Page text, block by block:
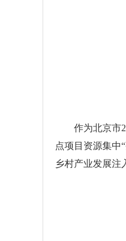
作为北京市
点项目资源集中
乡村产业发展注